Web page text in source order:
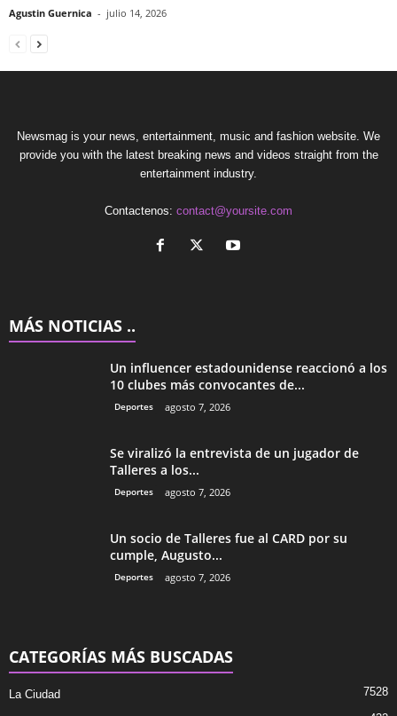
Agustin Guernica - julio 14, 2026
Newsmag is your news, entertainment, music and fashion website. We
provide you with the latest breaking news and videos straight from the
entertainment industry.
Contactenos: contact@yoursite.com
MÁS NOTICIAS ..
Un influencer estadounidense reaccionó a los
10 clubes más convocantes de...
Deportes agosto 7, 2026
Se viralizó la entrevista de un jugador de
Talleres a los...
Deportes agosto 7, 2026
Un socio de Talleres fue al CARD por su
cumple, Augusto...
Deportes agosto 7, 2026
CATEGORÍAS MÁS BUSCADAS
La Ciudad 7528